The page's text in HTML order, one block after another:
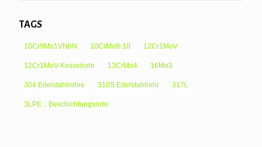
TAGS
10Cr9Mo1VNbN 10CrMo9-10 12Cr1MoV
12Cr1MoV-Kesselrohr 13CrMo4 16Mo3
304 Edelstahlrohre 310S Edelstahlrohr 317L
3LPE，Beschichtungsrohr